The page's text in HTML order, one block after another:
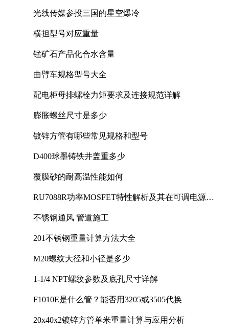
光线传媒参投三国的星空爆冷
横担型号对应重量
锰矿石产品化合水含量
曲臂车规格型号大全
配电柜母排螺栓力矩要求及连接规范详解
膨胀螺丝尺寸是多少
镀锌方管有哪些常见规格和型号
D400球墨铸铁井盖重多少
覆膜砂的耐高温性能如何
RU7088R功率MOSFET特性解析及其在可调电源设
不锈钢通风 管道施工
201不锈钢重量计算方法大全
M20螺纹大径和小径是多少
1-1/4 NPT螺纹参数及底孔尺寸详解
F1010E是什么管？能否用3205或3505代换
20x40x2镀锌方管单米重量计算与应用分析